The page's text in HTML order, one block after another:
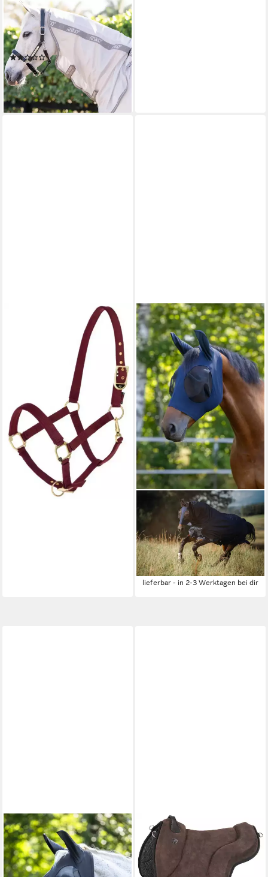
HORSEWARE
Pferde-Fliegendecke
Horseware Amigo Integrated
Fly Sheet
(1)
58,46 €
lieferbar - in 2-3 Werktagen bei dir
Halfter Halfter Classy Shetty
lieferbar - in 9-11 Werktagen bei
Pferde-Fliegendecke Kerbl
Fliegenschutzmaske
FinoStretch blau, Full,
3229055
13,19 €
lieferbar - in 2-3 Werktagen bei dir
KERBL
Pferde-Fliegendecke Kerbl
Fliegenschutzmaske
FinoStrech schwarz, Cob,